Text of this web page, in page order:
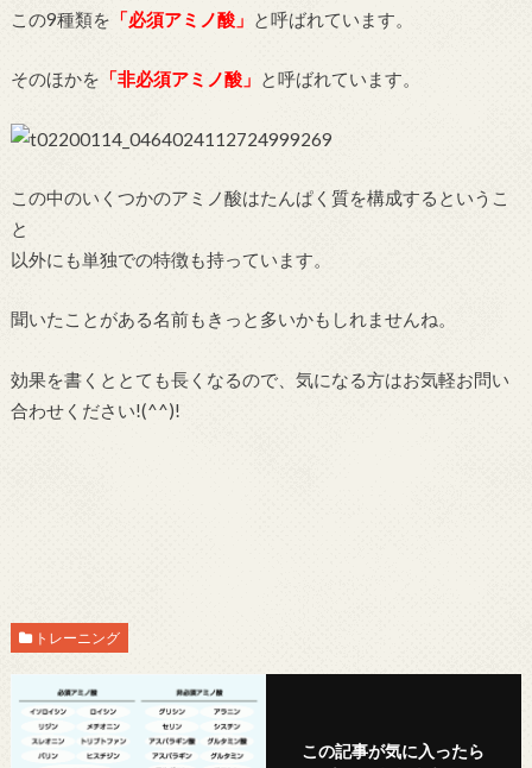
この9種類を 「必須アミノ酸」 と呼ばれています。
そのほかを 「非必須アミノ酸」 と呼ばれています。
この中のいくつかのアミノ酸はたんぱく質を構成するというこ
と
以外にも単独での特徴も持っています。
聞いたことがある名前もきっと多いかもしれませんね。
効果を書くととても長くなるので、気になる方はお気軽お問い
合わせください!(^^)!
トレーニング
この記事が気に入ったら